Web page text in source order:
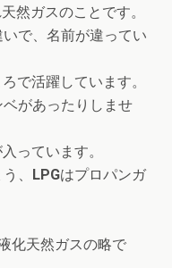
然ガスのことです。
で、名前が違ってい
で活躍しています。
があったりしませ
っています。
、
LPGはプロパンガ
化天然ガスの略で